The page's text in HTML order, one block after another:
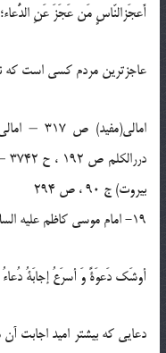
أَعجَزالنّاسٍ مَن عَجَزَ عَنِ الدُّعاء؛
عاجزترین مردم کسی است که
بیروت) ج 90 ، ص 294
19- امام موسی کاظم علیه السلام :
أوشَک دَعوَةً‌ وَ أسرَعُ إجابَةُ دُعاءُ
دعایی که بیشتر امید اجابت